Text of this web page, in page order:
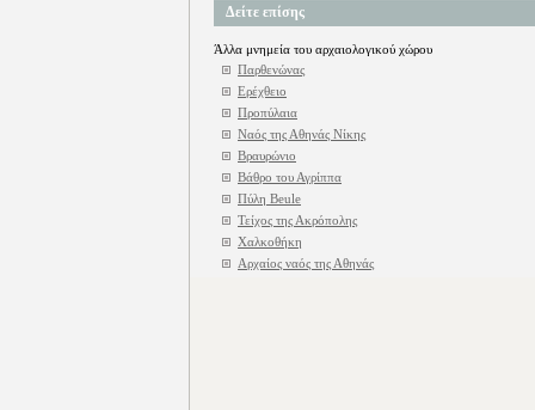
Δείτε επίσης
Άλλα μνημεία του αρχαιολογικού χώρου
Παρθενώνας
Ερέχθειο
Προπύλαια
Ναός της Αθηνάς Νίκης
Βραυρώνιο
Βάθρο του Αγρίππα
Πύλη Beule
Τείχος της Ακρόπολης
Χαλκοθήκη
Αρχαίος ναός της Αθηνάς